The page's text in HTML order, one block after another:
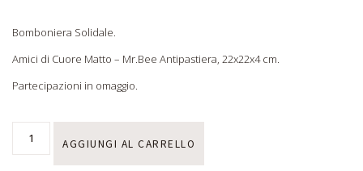
Bomboniera Solidale.
Amici di Cuore Matto – Mr.Bee Antipastiera, 22x22x4 cm.
Partecipazioni in omaggio.
AGGIUNGI AL CARRELLO